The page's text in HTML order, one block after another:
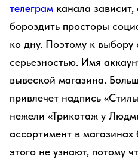
телеграм канала
бороздить просторы
ко дну. Поэтому к выбору
серьезностью. Имя
вывеской магазина.
привлечет надпись
нежели «Трикотаж у
ассортимент в
этого не узнают, потому